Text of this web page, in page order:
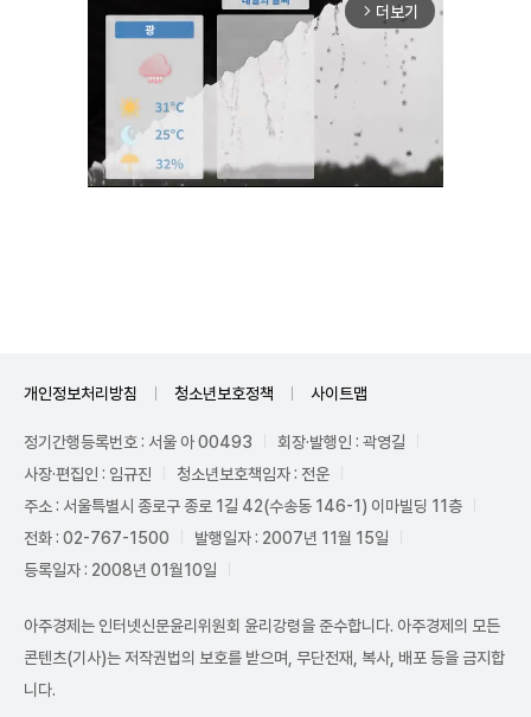
arrow_forward_ios 더보기
개인정보처리방침 청소년보호정책 사이트맵
정기간행등록번호 : 서울 아 00493
회장·발행인 : 곽영길
사장·편집인 : 임규진
청소년보호책임자 : 전운
주소 : 서울특별시 종로구 종로 1길 42(수송동 146-1) 이마빌딩 11층
전화 : 02-767-1500
발행일자 : 2007년 11월 15일
등록일자 : 2008년 01월10일
아주경제는 인터넷신문윤리위원회 윤리강령을 준수합니다. 아주경제의 모든
콘텐츠(기사)는 저작권법의 보호를 받으며, 무단전재, 복사, 배포 등을 금지합
니다.